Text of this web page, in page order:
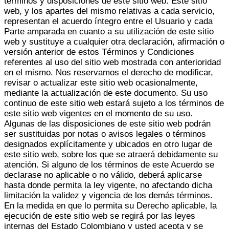
web, y los apartes del mismo relativas a cada servicio,
representan el acuerdo íntegro entre el Usuario y cada
Parte amparada en cuanto a su utilización de este sitio
web y sustituye a cualquier otra declaración, afirmación o
versión anterior de estos Términos y Condiciones
referentes al uso del sitio web mostrada con anterioridad
en el mismo. Nos reservamos el derecho de modificar,
revisar o actualizar este sitio web ocasionalmente,
mediante la actualización de este documento. Su uso
continuo de este sitio web estará sujeto a los términos de
este sitio web vigentes en el momento de su uso.
Algunas de las disposiciones de este sitio web podrán
ser sustituidas por notas o avisos legales o términos
designados explícitamente y ubicados en otro lugar de
este sitio web, sobre los que se atraerá debidamente su
atención. Si alguno de los términos de este Acuerdo se
declarase no aplicable o no válido, deberá aplicarse
hasta donde permita la ley vigente, no afectando dicha
limitación la validez y vigencia de los demás términos.
En la medida en que lo permita su Derecho aplicable, la
ejecución de este sitio web se regirá por las leyes
internas del Estado Colombiano y usted acepta y se